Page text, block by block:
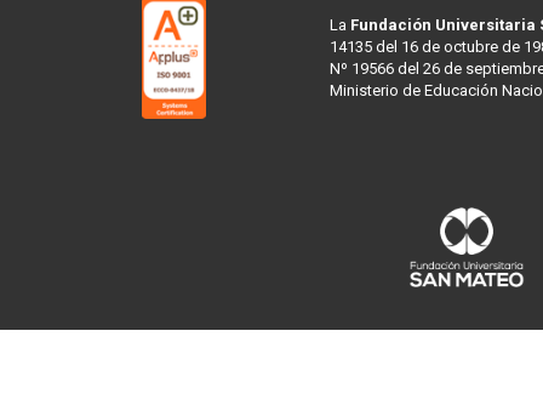
La Fundación Universitaria
14135 del 16 de octubre de
Nº 19566 del 26 de
Ministerio de Educación